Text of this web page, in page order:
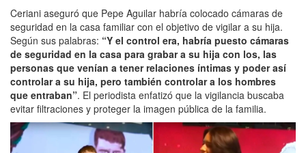
Ceriani aseguró que Pepe Aguilar habría colocado cámaras de
seguridad en la casa familiar con el objetivo de vigilar a su hija.
Según sus palabras: “Y el control era, habría puesto cámaras
de seguridad en la casa para grabar a su hija con los, las
personas que venían a tener relaciones íntimas y poder así
controlar a su hija, pero también controlar a los hombres
que entraban”. El periodista enfatizó que la vigilancia buscaba
evitar filtraciones y proteger la imagen pública de la familia.